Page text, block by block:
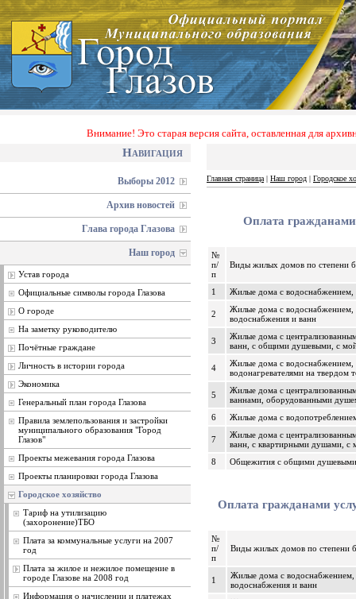
Внимание! Это старая версия сайта, оставленная для
Навигация
Выборы 2012
Архив новостей
Глава города Глазова
Наш город
Устав города
Официальные символы города Глазова
О городе
На заметку руководителю
Почётные граждане
Личность в истории города
Экономика
Генеральный план города Глазова
Правила землепользования и застройки
муниципального образования "Город
Глазов"
Проекты межевания города Глазова
Проекты планировки города Глазова
Городское хозяйство
Тариф на утилизацию
(захоронение)ТБО
Плата за коммунальные услуги на 2007
год
Плата за жилое и нежилое помещение в
городе Глазове на 2008 год
Информация о начислении и платежах
Главная страница | Наш город | Городское
Оплата
№
п/
п
Виды жилых домов по степени
1 Жилые дома с водоснабжением,
2
Жилые дома с водоснабжением,
водоснабжения и ванн
3
Жилые дома с
ванн, с общими душевыми, с
4
Жилые дома с водоснабжением,
водонагревателями на твердом
5
Жилые дома с
ваннами, оборудованными
6
Жилые дома с
7
Жилые дома с
ванн, с квартирными душами, с
8
Общежития с общими душевыми
Оплата гражданами
№
п/
п
Виды жилых домов по степени
1
Жилые дома с водоснабжением,
водоснабжения и ванн